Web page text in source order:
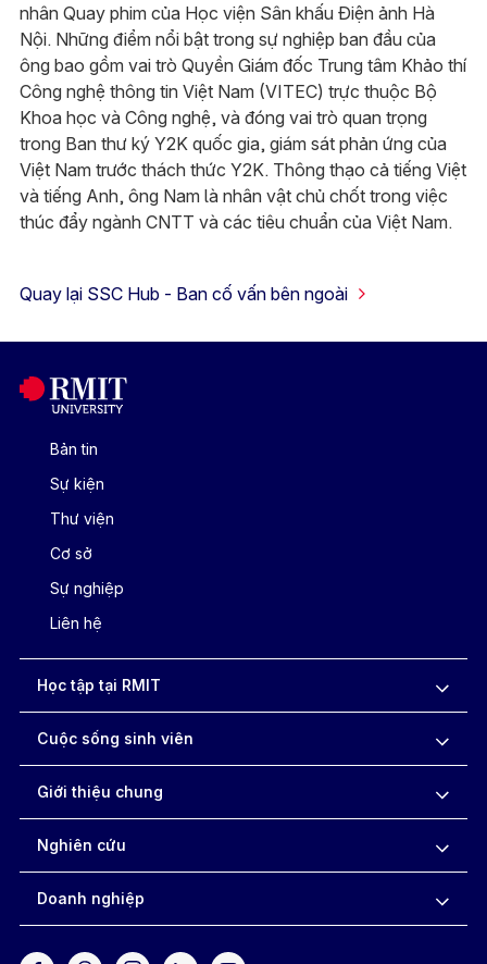
nhân Quay phim của Học viện Sân khấu Điện ảnh Hà
Nội. Những điểm nổi bật trong sự nghiệp ban đầu của
ông bao gồm vai trò Quyền Giám đốc Trung tâm Khảo thí
Công nghệ thông tin Việt Nam (VITEC) trực thuộc Bộ
Khoa học và Công nghệ, và đóng vai trò quan trọng
trong Ban thư ký Y2K quốc gia, giám sát phản ứng của
Việt Nam trước thách thức Y2K. Thông thạo cả tiếng Việt
và tiếng Anh, ông Nam là nhân vật chủ chốt trong việc
thúc đẩy ngành CNTT và các tiêu chuẩn của Việt Nam.
Quay lại SSC Hub - Ban cố vấn bên ngoài
Bản tin
Sự kiện
Thư viện
Cơ sở
Sự nghiệp
Liên hệ
Học tập tại RMIT
Cuộc sống sinh viên
Giới thiệu chung
Nghiên cứu
Doanh nghiệp